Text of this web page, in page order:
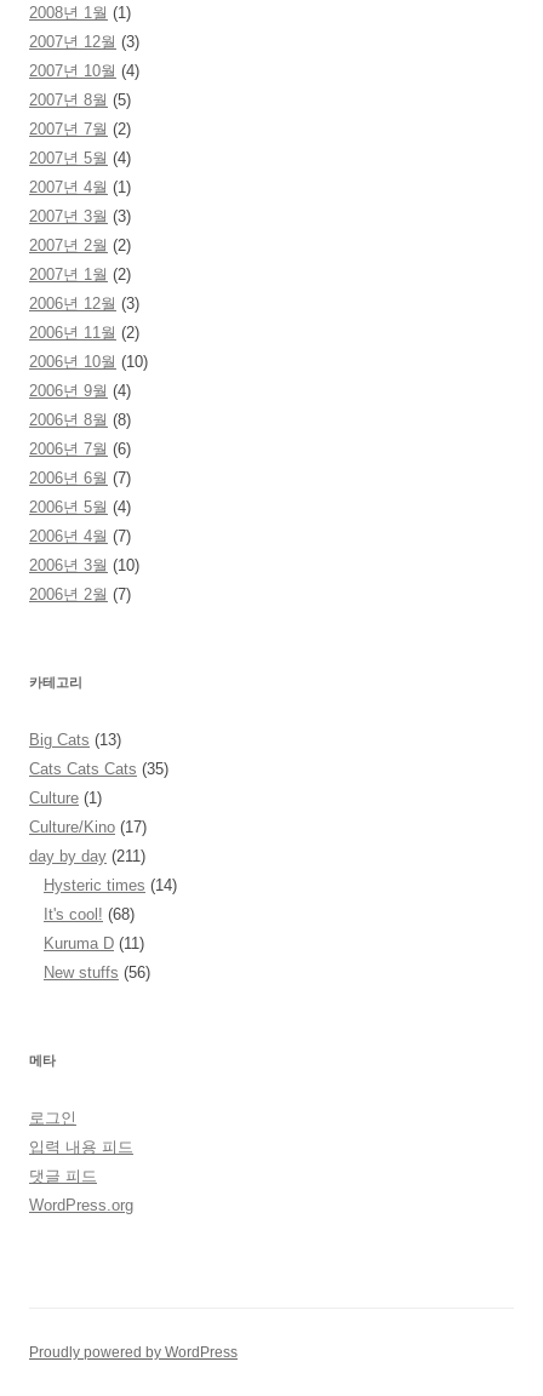
2008년 1월 (1)
2007년 12월 (3)
2007년 10월 (4)
2007년 8월 (5)
2007년 7월 (2)
2007년 5월 (4)
2007년 4월 (1)
2007년 3월 (3)
2007년 2월 (2)
2007년 1월 (2)
2006년 12월 (3)
2006년 11월 (2)
2006년 10월 (10)
2006년 9월 (4)
2006년 8월 (8)
2006년 7월 (6)
2006년 6월 (7)
2006년 5월 (4)
2006년 4월 (7)
2006년 3월 (10)
2006년 2월 (7)
카테고리
Big Cats (13)
Cats Cats Cats (35)
Culture (1)
Culture/Kino (17)
day by day (211)
Hysteric times (14)
It's cool! (68)
Kuruma D (11)
New stuffs (56)
메타
로그인
입력 내용 피드
댓글 피드
WordPress.org
Proudly powered by WordPress